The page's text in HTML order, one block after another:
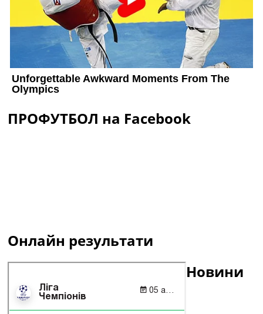
ПРОФУТБОЛ на Facebook
Онлайн результати
Новини